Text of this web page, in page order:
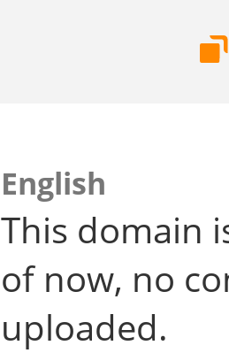
English
This domain
of now, no
uploaded.